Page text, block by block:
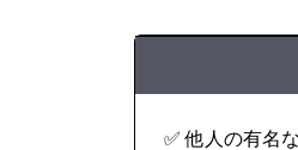
✅ 他人の有名